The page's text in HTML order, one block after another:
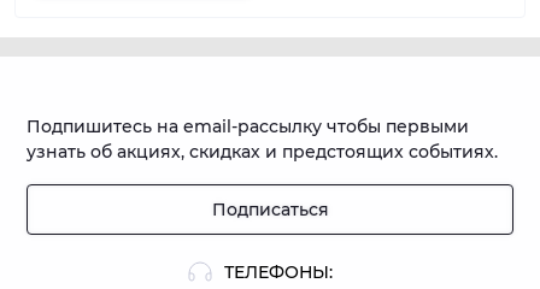
ТЕЛЕФОНЫ:
Подпишитесь на email-рассылку чтобы первыми
узнать об акциях, скидках и предстоящих событиях.
Подписаться